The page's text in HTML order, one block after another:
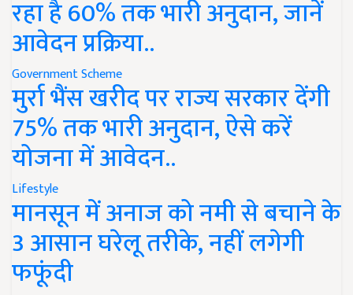
रहा है 60% तक भारी अनुदान, जानें
आवेदन प्रक्रिया..
Government Scheme
मुर्रा भैंस खरीद पर राज्य सरकार देंगी
75% तक भारी अनुदान, ऐसे करें
योजना में आवेदन..
Lifestyle
मानसून में अनाज को नमी से बचाने के
3 आसान घरेलू तरीके, नहीं लगेगी
फफूंदी